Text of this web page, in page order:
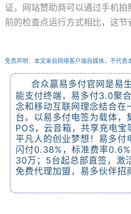
证，网站赞助商可以通过手机
前的检查点运行方式相比，这节
免责声明：本文来自网络客户端自媒体，不代表
合众赢易多付官网是易
能支付终端，易多付3.0聚
念和移动互联网理念结合在
台。以易多付电签为载体，
POS，云音箱，共享充电宝
平凡人的创业梦想！易多付
闪付0.38%，标准费率
30万；5台起总部直签，激
免费代理加盟，易多伙伴招